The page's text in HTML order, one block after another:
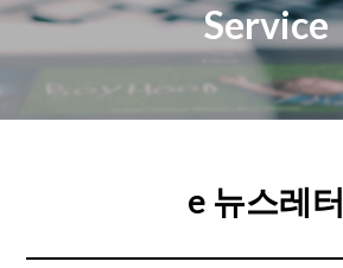
Service
e 뉴스레터